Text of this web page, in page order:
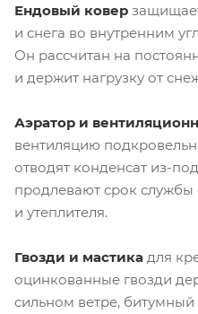
Ендовый ковер
и снега во внутренним
Он рассчитан на
и держит нагрузку от
Аэратор и
вентиляцию
отводят конденсат из-под
продлевают срок службы
и утеплителя.
Гвозди и мастика для
оцинкованные гвозди
сильном ветре, битумный